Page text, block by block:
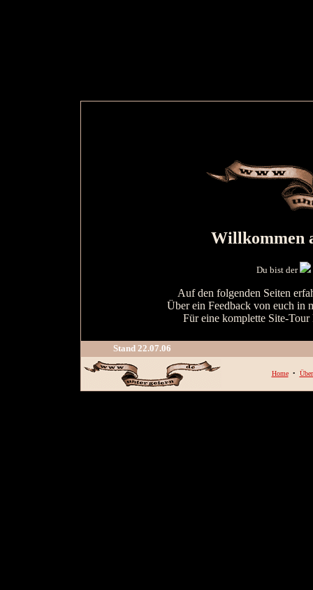
Willkommen
Du bist der
Auf den folgenden Seiten
Über ein Feedback von euch in
Für eine komplette Site-
Stand 22.07.06
Home•